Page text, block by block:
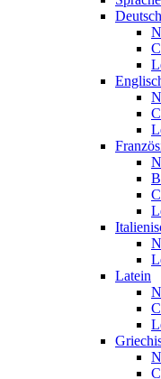
Deutsch
Latein